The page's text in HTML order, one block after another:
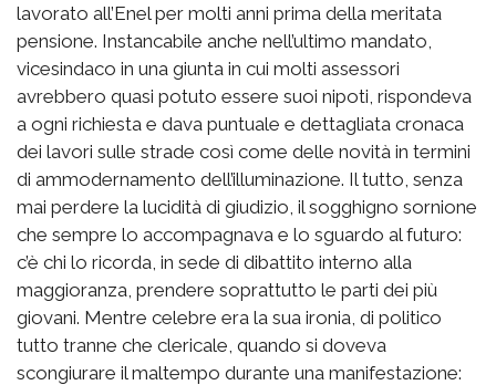
lavorato all’Enel per molti anni prima della meritata
pensione. Instancabile anche nell’ultimo mandato,
vicesindaco in una giunta in cui molti assessori
avrebbero quasi potuto essere suoi nipoti, rispondeva
a ogni richiesta e dava puntuale e dettagliata cronaca
dei lavori sulle strade così come delle novità in termini
di ammodernamento dell’illuminazione. Il tutto, senza
mai perdere la lucidità di giudizio, il sogghigno sornione
che sempre lo accompagnava e lo sguardo al futuro:
c’è chi lo ricorda, in sede di dibattito interno alla
maggioranza, prendere soprattutto le parti dei più
giovani. Mentre celebre era la sua ironia, di politico
tutto tranne che clericale, quando si doveva
scongiurare il maltempo durante una manifestazione: